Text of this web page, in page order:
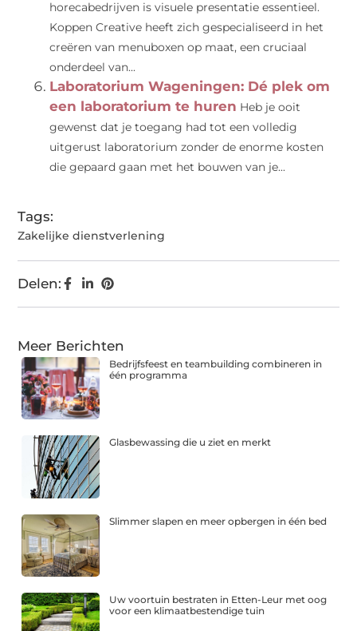
horecabedrijven is visuele presentatie essentieel.
Koppen Creative heeft zich gespecialiseerd in het
creëren van menuboxen op maat, een cruciaal
onderdeel van...
Laboratorium Wageningen: Dé plek om
een laboratorium te huren Heb je ooit
gewenst dat je toegang had tot een volledig
uitgerust laboratorium zonder de enorme kosten
die gepaard gaan met het bouwen van je...
Tags:
Zakelijke dienstverlening
Delen:
Meer Berichten
Bedrijfsfeest en teambuilding combineren in
één programma
Glasbewassing die u ziet en merkt
Slimmer slapen en meer opbergen in één bed
Uw voortuin bestraten in Etten-Leur met oog
voor een klimaatbestendige tuin